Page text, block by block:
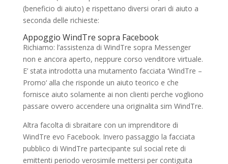
(beneficio di aiuto) e rispettano diversi orari di aiuto a
seconda delle richieste:
Appoggio WindTre sopra Facebook
Richiamo: l’assistenza di WindTre sopra Messenger
non e ancora aperto, neppure corso venditore virtuale.
E’ stata introdotta una mutamento facciata ‘WindTre –
Promo‘ alla che risponde un aiuto teorico e che
fornisce aiuto solamente ai non clienti perche vogliono
passare ovvero accendere una originalita sim WindTre.
Altra facolta di sbraitare con un imprenditore di
WindTre evo Facebook. Invero passaggio la facciata
pubblico di WindTre partecipante sul social rete di
emittenti periodo verosimile mettersi per contiguita